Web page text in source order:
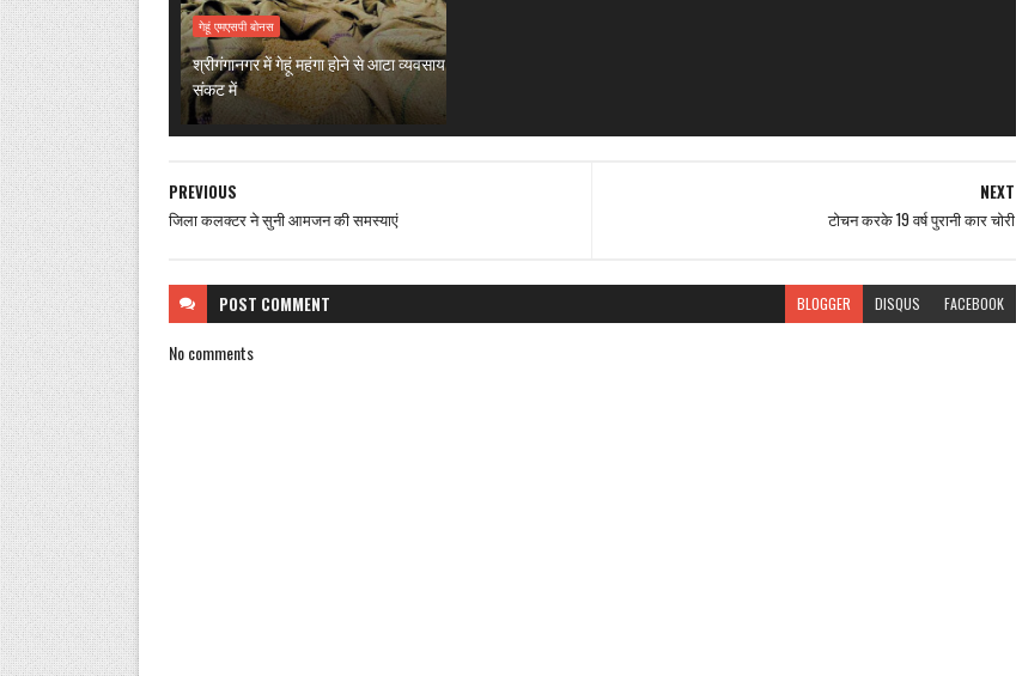
गेहूं एमएसपी बोनस
श्रीगंगानगर में गेहूं महंगा होने से आटा व्यवसाय
संकट में
NEXT
टोचन करके 19 वर्ष पुरानी कार चोरी
PREVIOUS
जिला कलक्टर ने सुनी आमजन की समस्याएं
POST COMMENT BLOGGER DISQUS FACEBOOK
No comments